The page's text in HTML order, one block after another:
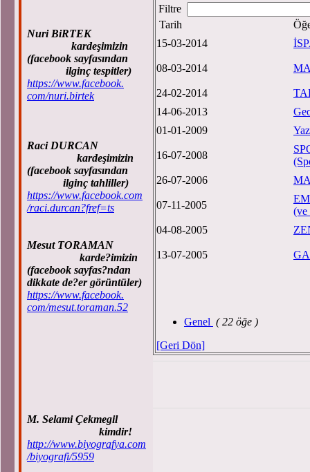
Nuri BiRTEK
kardeşimizin
(facebook sayfasından
ilginç tespitler)
https://www.facebook.
com/nuri.birtek
Raci DURCAN
kardeşimizin
(facebook sayfasından
ilginç tahliller)
https://www.facebook.com
/raci.durcan?fref=ts
Mesut TORAMAN
karde?imizin
(facebook sayfas?ndan
dikkate de?er görüntüler)
https://www.facebook.
com/mesut.toraman.52
M. Selami Çekmegil
kimdir!
http://www.biyografya.com
/biyografi/5959
Filtre
Tarih
15-03-2014
08-03-2014
24-02-2014
14-06-2013
01-01-2009
16-07-2008
26-07-2006
07-11-2005
04-08-2005
13-07-2005
Genel ( 22 öğe )
[Geri Dön]